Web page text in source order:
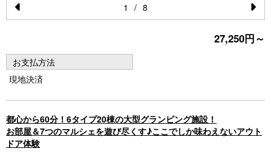
Pr
vi
o
s
N
e
1 / 8
27,250円～
お支払方法
現地決済
都心から60分！6タイプ20棟の大型グランピング施設！
お部屋＆7つのマルシェを遊び尽くす♪ここでしか味わえないアウト
ドア体験